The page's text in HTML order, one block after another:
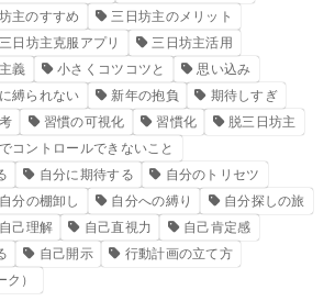
主のすすめ
三日坊主のメリット
三日坊主克服アプリ
三日坊主活用
義 小さくコツコツと
思い込み
縛られない 新年の抱負
期待しすぎ
習慣の可視化 習慣化
脱三日坊主
コントロールできないこと
自分に期待する
自分のトリセツ
自分の棚卸し 自分への縛り
自分探しの旅
自己理解 自己直視力
自己肯定感
自己開示
行動計画の立て方
）